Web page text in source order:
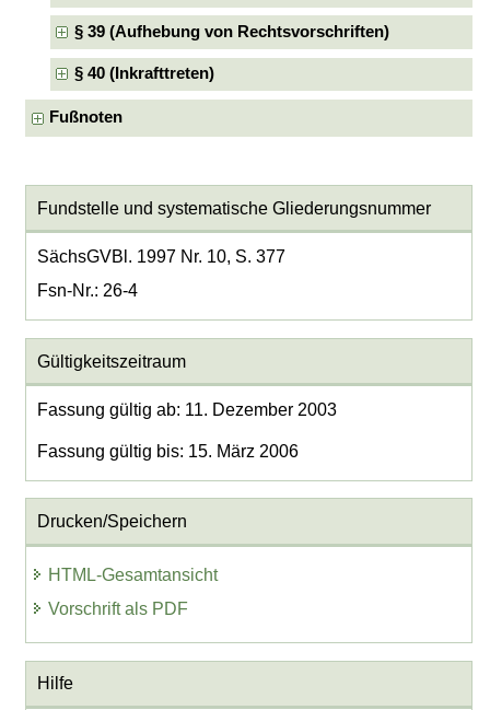
§ 39 (Aufhebung von Rechtsvorschriften)
§ 40 (Inkrafttreten)
Fußnoten
Fundstelle und systematische Gliederungsnummer
SächsGVBl. 1997 Nr. 10, S. 377
Fsn-Nr.: 26-4
Gültigkeitszeitraum
Fassung gültig ab: 11. Dezember 2003
Fassung gültig bis: 15. März 2006
Drucken/Speichern
HTML-Gesamtansicht
Vorschrift als PDF
Hilfe